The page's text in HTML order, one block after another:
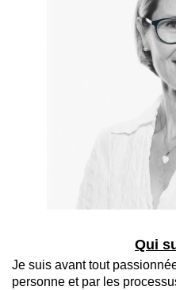
Qui
Je suis avant tout
personne et par les